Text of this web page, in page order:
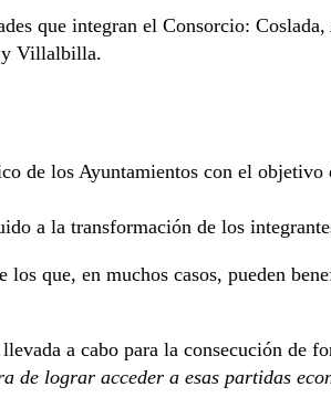
que integran el Consorcio:
y Villalbilla.
de los Ayuntamientos con el
a la transformación de los
que, en muchos casos, pueden
a cabo para la consecución de
de lograr acceder a esas partidas